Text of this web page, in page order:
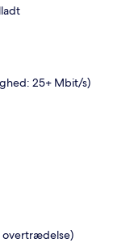
25+ Mbit/s)
overtrædelse)